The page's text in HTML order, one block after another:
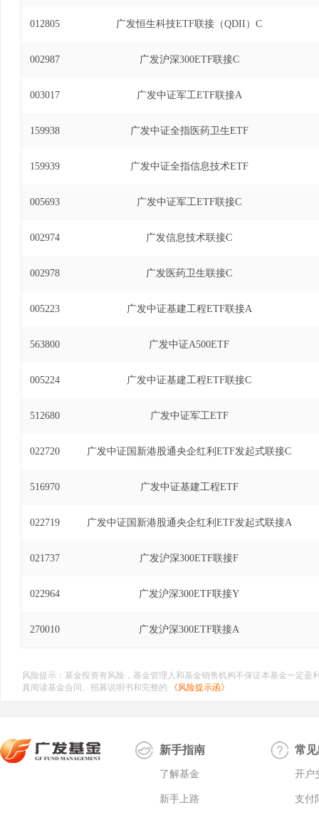
012805 广发恒生科技ETF联接（QDII）C
002987 广发沪深300ETF联接C
003017 广发中证军工ETF联接A
159938 广发中证全指医药卫生ETF
159939 广发中证全指信息技术ETF
005693 广发中证军工ETF联接C
002974 广发信息技术联接C
002978 广发医药卫生联接C
005223 广发中证基建工程ETF联接A
563800 广发中证A500ETF
005224 广发中证基建工程ETF联接C
512680 广发中证军工ETF
022720 广发中证国新港股通央企红利ETF发起式联接C
516970 广发中证基建工程ETF
022719 广发中证国新港股通央企红利ETF发起式联接A
021737 广发沪深300ETF联接F
022964 广发沪深300ETF联接Y
270010 广发沪深300ETF联接A
风险提示：基金投资有风险，基金管理人和基金销售机构不保证本基金一定
真阅读基金合同、招募说明书和完整的
《风险提示函》
新手指南
了解基金
新手上路
常
开户
支付